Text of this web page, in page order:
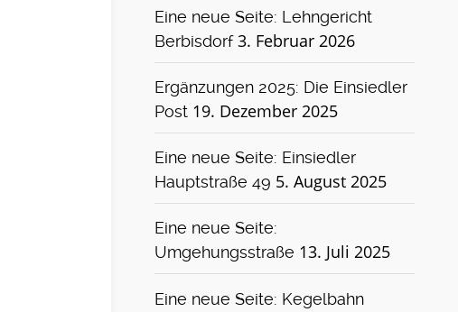
Eine neue Seite: Lehngericht
Berbisdorf 3. Februar 2026
Ergänzungen 2025: Die Einsiedler
Post 19. Dezember 2025
Eine neue Seite: Einsiedler
Hauptstraße 49 5. August 2025
Eine neue Seite:
Umgehungsstraße 13. Juli 2025
Eine neue Seite: Kegelbahn